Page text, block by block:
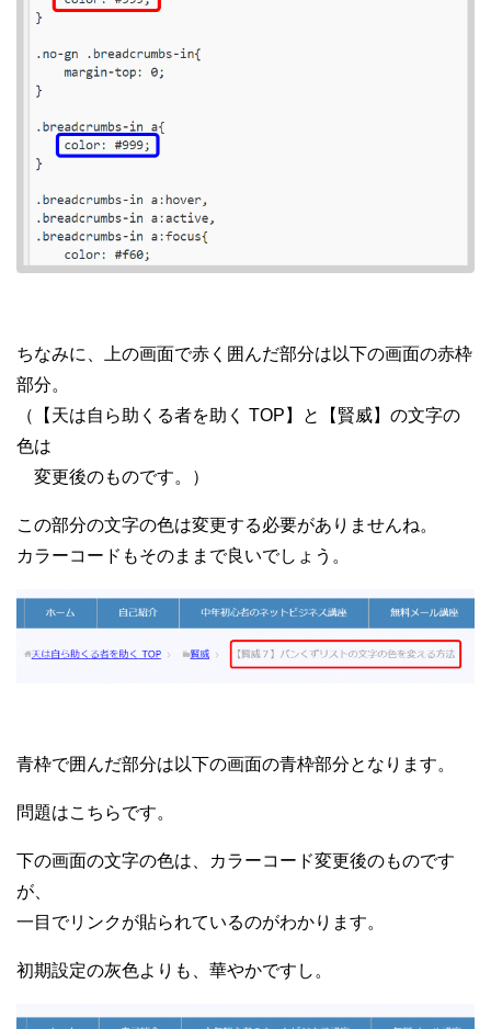
ちなみに、上の画面で赤く囲んだ部分は以下の画面の赤枠
部分。
（【天は自ら助くる者を助く TOP】と【賢威】の文字の
色は
変更後のものです。）
この部分の文字の色は変更する必要がありませんね。
カラーコードもそのままで良いでしょう。
青枠で囲んだ部分は以下の画面の青枠部分となります。
問題はこちらです。
下の画面の文字の色は、カラーコード変更後のものです
が、
一目でリンクが貼られているのがわかります。
初期設定の灰色よりも、華やかですし。